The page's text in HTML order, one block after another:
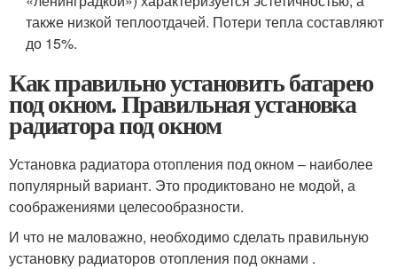
также низкой теплоотдачей. Потери тепла составляют
до 15%.
Как правильно установить батарею
под окном. Правильная установка
радиатора под окном
Установка радиатора отопления под окном – наиболее
популярный вариант. Это продиктовано не модой, а
соображениями целесообразности.
И что не маловажно, необходимо сделать правильную
установку радиаторов отопления под окнами .